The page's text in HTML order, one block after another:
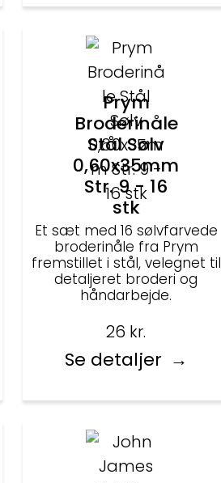
Prym
Broderinåle
Stål Sølv
0,60x35mm
Str. 9 - 16
stk
Et sæt med 16 sølvfarvede
broderinåle fra Prym
fremstillet i stål, velegnet til
detaljeret broderi og
håndarbejde.
26 kr.
Se detaljer